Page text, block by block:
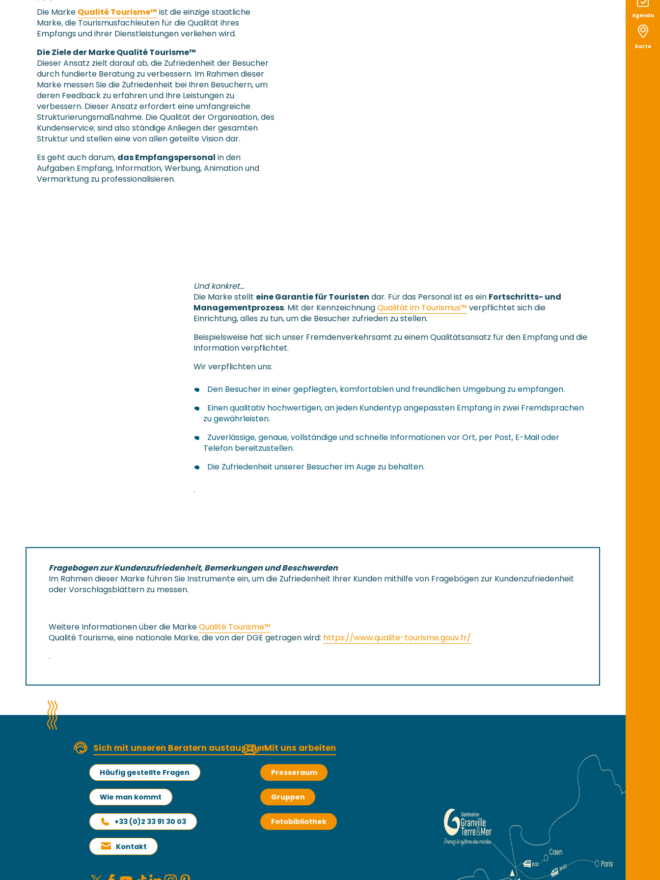
Agenda
Karte
Die Marke Qualité Tourisme™ ist die einzige staatliche
Marke, die Tourismusfachleuten für die Qualität ihres
Empfangs und ihrer Dienstleistungen verliehen wird.
Die Ziele der Marke Qualité Tourisme™
Dieser Ansatz zielt darauf ab, die Zufriedenheit der Besucher
durch fundierte Beratung zu verbessern. Im Rahmen dieser
Marke messen Sie die Zufriedenheit bei Ihren Besuchern, um
deren Feedback zu erfahren und Ihre Leistungen zu
verbessern. Dieser Ansatz erfordert eine umfangreiche
Strukturierungsmaßnahme. Die Qualität der Organisation, des
Kundenservice; sind also ständige Anliegen der gesamten
Struktur und stellen eine von allen geteilte Vision dar.
Es geht auch darum, das Empfangspersonal in den
Aufgaben Empfang, Information, Werbung, Animation und
Vermarktung zu professionalisieren.
Und konkret…
Die Marke stellt eine Garantie für Touristen dar. Für das Personal ist es ein Fortschritts- und
Managementprozess. Mit der KennzeichnungQualität im Tourismus™ verpflichtet sich die
Einrichtung, alles zu tun, um die Besucher zufrieden zu stellen.
Beispielsweise hat sich unser Fremdenverkehrsamt zu einem Qualitätsansatz für den Empfang und die
Information verpflichtet.
Wir verpflichten uns:
Den Besucher in einer gepflegten, komfortablen und freundlichen Umgebung zu empfangen.
Einen qualitativ hochwertigen, an jeden Kundentyp angepassten Empfang in zwei Fremdsprachen
zu gewährleisten.
Zuverlässige, genaue, vollständige und schnelle Informationen vor Ort, per Post, E-Mail oder
Telefon bereitzustellen.
Die Zufriedenheit unserer Besucher im Auge zu behalten.
.
Fragebogen zur Kundenzufriedenheit, Bemerkungen und Beschwerden
Im Rahmen dieser Marke führen Sie Instrumente ein, um die Zufriedenheit Ihrer Kunden mithilfe von Fragebögen zur Kundenzufriedenheit
oder Vorschlagsblättern zu messen.
Weitere Informationen über die MarkeQualité Tourisme™
Qualité Tourisme, eine nationale Marke, die von der DGE getragen wird: https://www.qualite-tourisme.gouv.fr/
.
Sich mit unseren Beratern austauschen
Häufig gestellte Fragen
Wie man kommt
+33 (0)2 33 91 30 03
Kontakt
Mit uns arbeiten
Presseraum
Gruppen
Fotobibliothek